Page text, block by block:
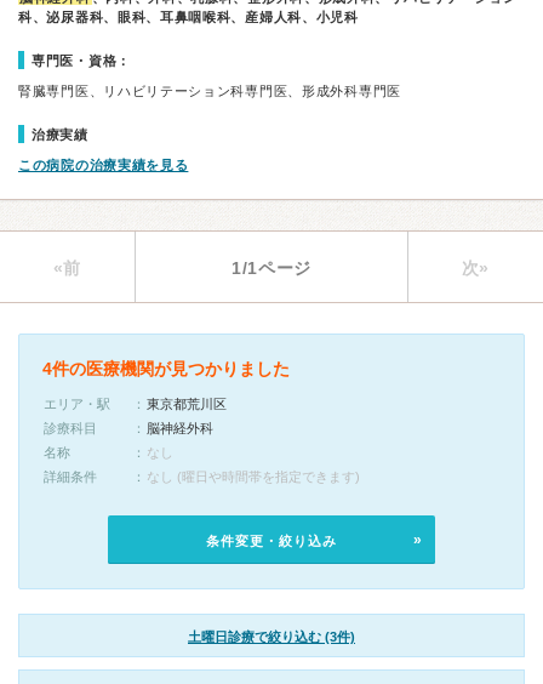
科、泌尿器科、眼科、耳鼻咽喉科、産婦人科、小児科
専門医・資格：
腎臓専門医、リハビリテーション科専門医、形成外科専門医
治療実績
この病院の治療実績を見る
«前 1/1ページ 次»
4件の医療機関が見つかりました
エリア・駅
東京都荒川区
診療科目
脳神経外科
名称
なし
詳細条件
なし (曜日や時間帯を指定できます)
条件変更・絞り込み
土曜日診療で絞り込む (3件)